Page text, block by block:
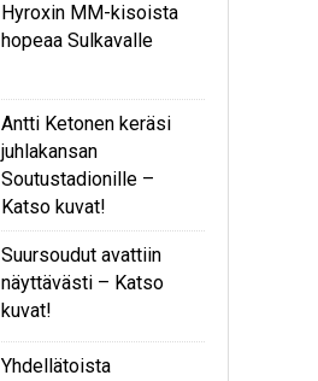
Hyroxin MM-kisoista
hopeaa Sulkavalle
Antti Ketonen keräsi
juhlakansan
Soutustadionille –
Katso kuvat!
Suursoudut avattiin
näyttävästi – Katso
kuvat!
Yhdellätoista